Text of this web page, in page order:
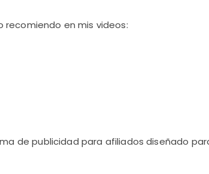
en mis videos:
de publicidad para afiliados diseñado